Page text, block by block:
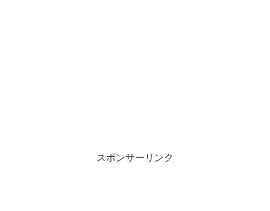
スポンサーリンク